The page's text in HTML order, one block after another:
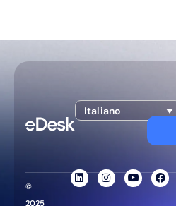
Italiano
©
2025